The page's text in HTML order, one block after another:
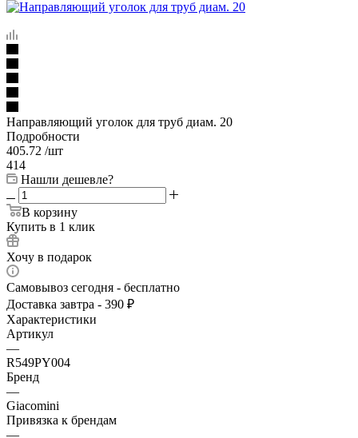
Направляющий уголок для труб диам. 20
Подробности
405.72 /шт
414
Нашли дешевле?
В корзину
Купить в 1 клик
Хочу в подарок
Самовывоз сегодня - бесплатно
Доставка завтра - 390 ₽
Характеристики
Артикул
—
R549PY004
Бренд
—
Giacomini
Привязка к брендам
—